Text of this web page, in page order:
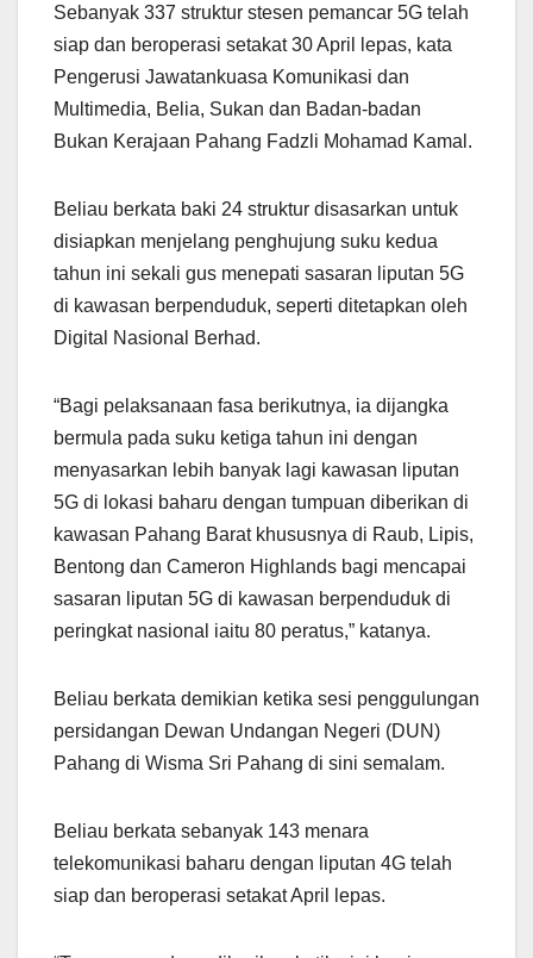
at
s
A
p
e
gr
a
m
c
e
b
o
k
ail ar
e
Sebanyak 337 struktur stesen pemancar 5G telah
siap dan beroperasi setakat 30 April lepas, kata
Pengerusi Jawatankuasa Komunikasi dan
Multimedia, Belia, Sukan dan Badan-badan
Bukan Kerajaan Pahang Fadzli Mohamad Kamal.
Beliau berkata baki 24 struktur disasarkan untuk
disiapkan menjelang penghujung suku kedua
tahun ini sekali gus menepati sasaran liputan 5G
di kawasan berpenduduk, seperti ditetapkan oleh
Digital Nasional Berhad.
“Bagi pelaksanaan fasa berikutnya, ia dijangka
bermula pada suku ketiga tahun ini dengan
menyasarkan lebih banyak lagi kawasan liputan
5G di lokasi baharu dengan tumpuan diberikan di
kawasan Pahang Barat khususnya di Raub, Lipis,
Bentong dan Cameron Highlands bagi mencapai
sasaran liputan 5G di kawasan berpenduduk di
peringkat nasional iaitu 80 peratus,” katanya.
Beliau berkata demikian ketika sesi penggulungan
persidangan Dewan Undangan Negeri (DUN)
Pahang di Wisma Sri Pahang di sini semalam.
Beliau berkata sebanyak 143 menara
telekomunikasi baharu dengan liputan 4G telah
siap dan beroperasi setakat April lepas.